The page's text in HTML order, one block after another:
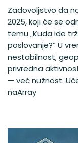
Zadovoljstvo da
2025, koji će se
temu „Kuda ide
poslovanje?“ U
nestabilnost,
privredna
— već nužnost.
naArray